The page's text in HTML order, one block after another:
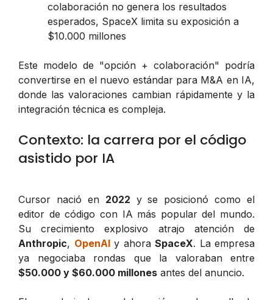
colaboración no genera los resultados
esperados, SpaceX limita su exposición a
$10.000 millones
Este modelo de "opción + colaboración" podría
convertirse en el nuevo estándar para M&A en IA,
donde las valoraciones cambian rápidamente y la
integración técnica es compleja.
Contexto: la carrera por el código
asistido por IA
Cursor nació en 2022 y se posicionó como el
editor de código con IA más popular del mundo.
Su crecimiento explosivo atrajo atención de
Anthropic, OpenAIy ahora SpaceX. La empresa
ya negociaba rondas que la valoraban entre
$50.000 y $60.000 millones antes del anuncio.